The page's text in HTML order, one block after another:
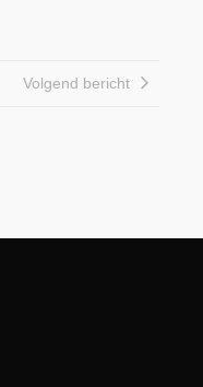
Volgend bericht